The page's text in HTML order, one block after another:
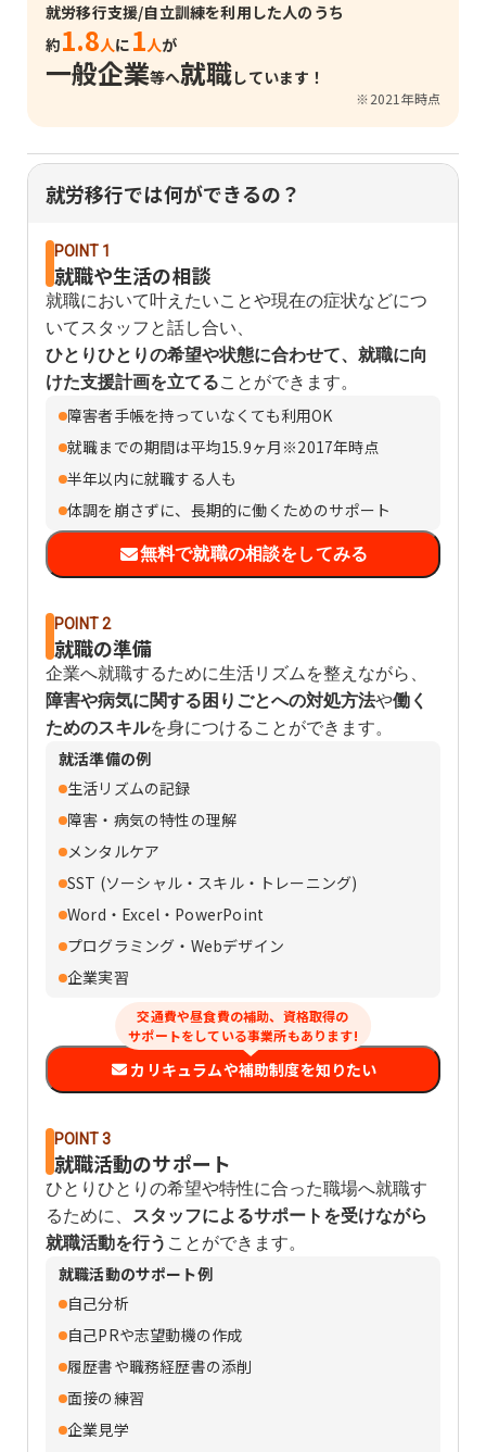
就労移行支援/自立訓練を利用した人のうち
約1.8人に 1人が
一般企業等へ就職しています！
※2021年時点
就労移行では何ができるの？
POINT 1
就職や生活の相談
就職において叶えたいことや現在の症状などにつ
いてスタッフと話し合い、
ひとりひとりの希望や状態に合わせて、就職に向
けた支援計画を立てることができます。
障害者手帳を持っていなくても利用OK
就職までの期間は平均15.9ヶ月※2017年時点
半年以内に就職する人も
体調を崩さずに、長期的に働くためのサポート
無料で就職の相談をしてみる
POINT 2
就職の準備
企業へ就職するために生活リズムを整えながら、
障害や病気に関する困りごとへの対処方法や働く
ためのスキルを身につけることができます。
就活準備の例
生活リズムの記録
障害・病気の特性の理解
メンタルケア
SST (ソーシャル・スキル・トレーニング)
Word・Excel・PowerPoint
プログラミング・Webデザイン
企業実習
交通費や昼食費の補助、資格取得の
サポートをしている事業所もあります!
カリキュラムや補助制度を知りたい
POINT 3
就職活動のサポート
ひとりひとりの希望や特性に合った職場へ就職す
るために、
スタッフによるサポートを受けながら
就職活動を行う ことができます。
就職活動のサポート例
自己分析
自己PRや志望動機の作成
履歴書や職務経歴書の添削
面接の練習
企業見学